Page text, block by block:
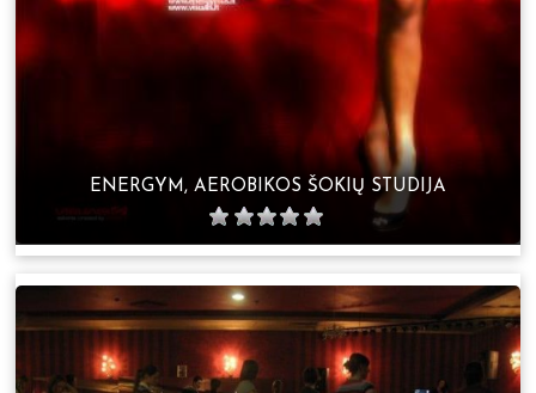
ENERGYM, AEROBIKOS ŠOKIŲ STUDIJA